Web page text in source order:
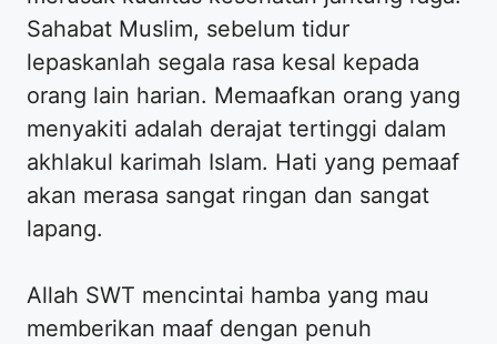
Sahabat Muslim, sebelum tidur
lepaskanlah segala rasa kesal kepada
orang lain harian. Memaafkan orang yang
menyakiti adalah derajat tertinggi dalam
akhlakul karimah Islam. Hati yang pemaaf
akan merasa sangat ringan dan sangat
lapang.
Allah SWT mencintai hamba yang mau
memberikan maaf dengan penuh